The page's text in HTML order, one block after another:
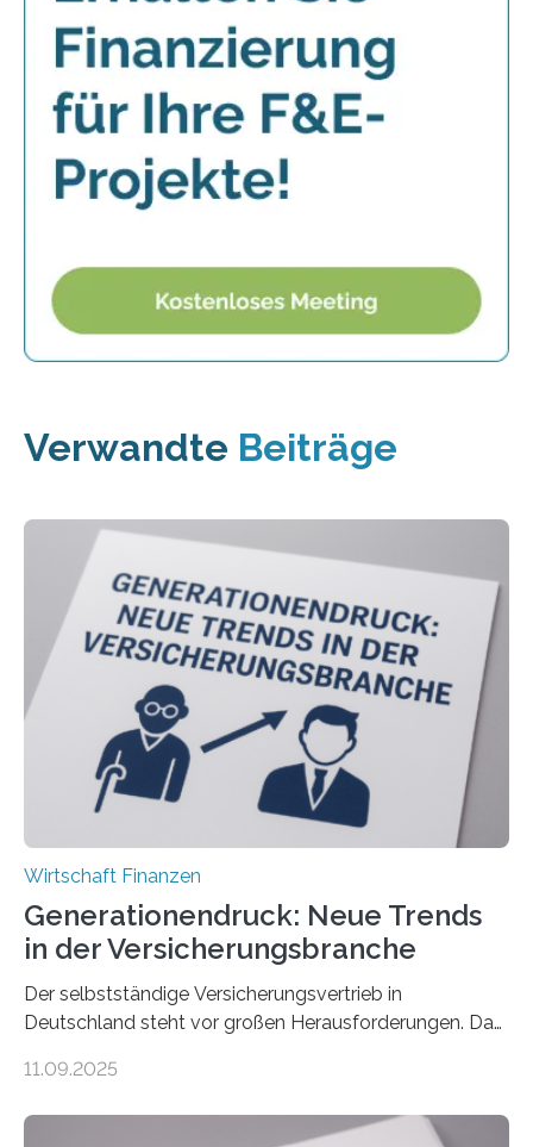
Verwandte Beiträge
Wirtschaft Finanzen
Generationendruck: Neue Trends
in der Versicherungsbranche
Der selbstständige Versicherungsvertrieb in
Deutschland steht vor großen Herausforderungen. Das
Dr. Matthias Beenken und Prof. Dr. Lukas Linnenbrink
Bundesverbands Deutscher Versicherungskaufleute e.V.
11.09.2025